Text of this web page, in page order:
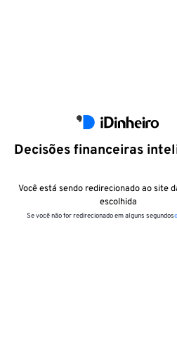
Decisões financeiras
Você está sendo redirecionado ao site
escolhida
Se você não for redirecionado em alguns segundos